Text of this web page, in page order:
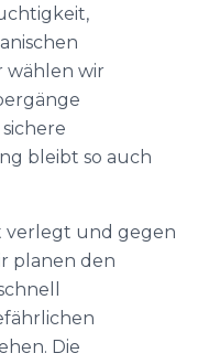
wählen wir
bleibt so auch
verlegt und gegen
planen den
Die